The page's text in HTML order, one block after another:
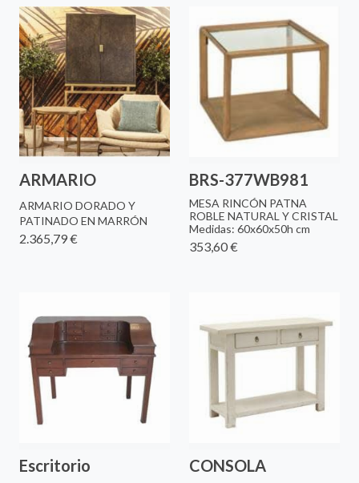
ARMARIO
ARMARIO DORADO Y
PATINADO EN MARRÓN
2.365,79 €
BRS-377WB981
MESA RINCÓN PATNA
ROBLE NATURAL Y CRISTAL
Medidas: 60x60x50h cm
353,60 €
Escritorio CONSOLA